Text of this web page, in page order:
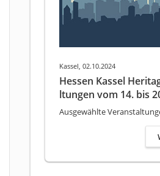
Kassel, 02.10.2024
Hessen Kassel
ltungen vom 14. bis
Ausgewählte